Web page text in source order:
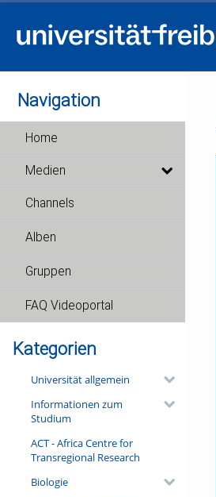
Navigation
Home
Medien
Channels
Alben
Gruppen
FAQ Videoportal
Kategorien
Universität allgemein
Informationen zum
Studium
ACT - Africa Centre for
Transregional Research
Biologie